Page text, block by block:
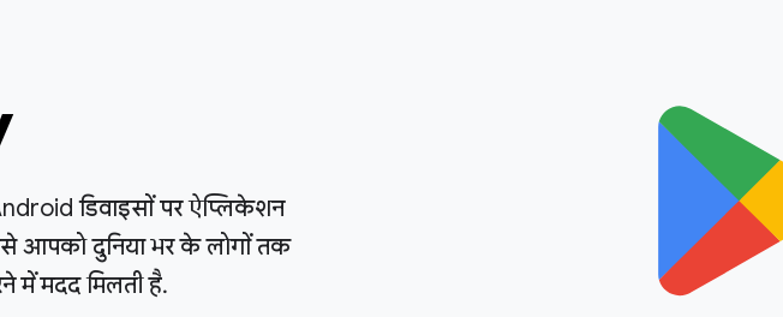
डिवाइसों पर ऐप्लिकेशन
आपको दुनिया भर के लोगों तक
मदद मिलती है.